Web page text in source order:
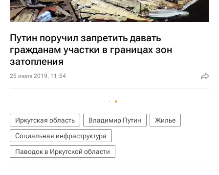
Путин поручил запретить давать
гражданам участки в границах зон
затопления
25 июля 2019, 11:54
Иркутская область Владимир Путин
Жилье
Социальная инфраструктура
Паводок в Иркутской области